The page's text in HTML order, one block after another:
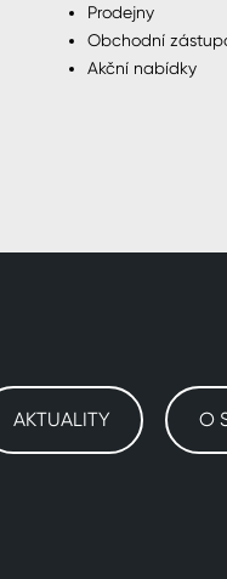
Prodejny
Obchodní
Akční nabídky
AKTUALITY O